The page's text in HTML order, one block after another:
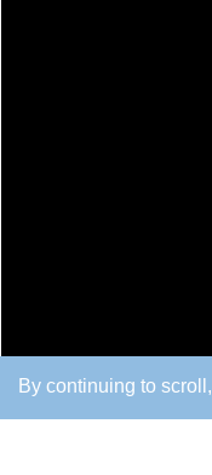
By continuing to scroll,